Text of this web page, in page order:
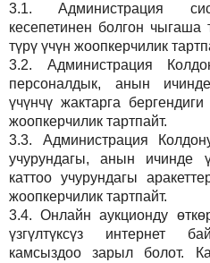
3.1.Администрация
кесепетинен болгон чыгаша
түрү үчүн жоопкерчилик
3.2. Администрация
персоналдык, анын
үчүнчү жактарга
жоопкерчилик тартпайт.
3.3. Администрация
учурундагы, анын ичинде
каттоо учурундагы
жоопкерчилик тартпайт.
3.4.Онлайн аукционду
үзгүлтүксүз интернет
камсыздоозарыл болот.